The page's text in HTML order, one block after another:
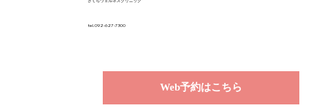
tel.092-627-7300
Web予約はこちら